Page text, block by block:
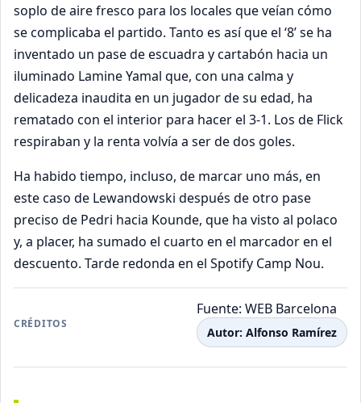
soplo de aire fresco para los locales que veían cómo
se complicaba el partido. Tanto es así que el ‘8’ se ha
inventado un pase de escuadra y cartabón hacia un
iluminado Lamine Yamal que, con una calma y
delicadeza inaudita en un jugador de su edad, ha
rematado con el interior para hacer el 3-1. Los de Flick
respiraban y la renta volvía a ser de dos goles.
Ha habido tiempo, incluso, de marcar uno más, en
este caso de Lewandowski después de otro pase
preciso de Pedri hacia Kounde, que ha visto al polaco
y, a placer, ha sumado el cuarto en el marcador en el
descuento. Tarde redonda en el Spotify Camp Nou.
CRÉDITOS
Fuente: WEB Barcelona
Autor: Alfonso Ramírez